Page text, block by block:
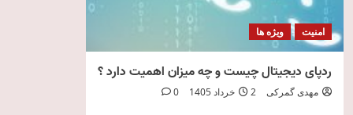
امنیت ویژه ها
ردپای دیجیتال چیست و چه میزان اهمیت دارد ؟
مهدی گمرکی 2 خرداد 1405 0